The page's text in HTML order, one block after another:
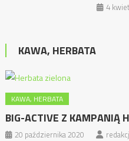
4
KAWA, HERBATA
KAWA, HERBATA
BIG-ACTIVE Z KAMPANIĄ
20 października 2020